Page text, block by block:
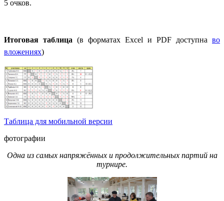
5 очков.
Итоговая таблица (в форматах Excel и PDF доступна во
вложениях)
Таблица для мобильной версии
фотографии
Одна из самых напряжённых и продолжительных партий на
турнире.